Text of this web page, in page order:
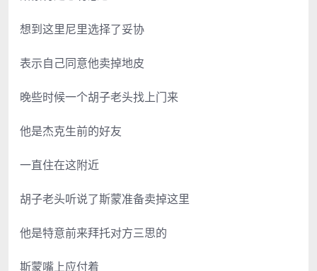
想到这里尼里选择了妥协
表示自己同意他卖掉地皮
晚些时候一个胡子老头找上门来
他是杰克生前的好友
一直住在这附近
胡子老头听说了斯蒙准备卖掉这里
他是特意前来拜托对方三思的
斯蒙嘴上应付着